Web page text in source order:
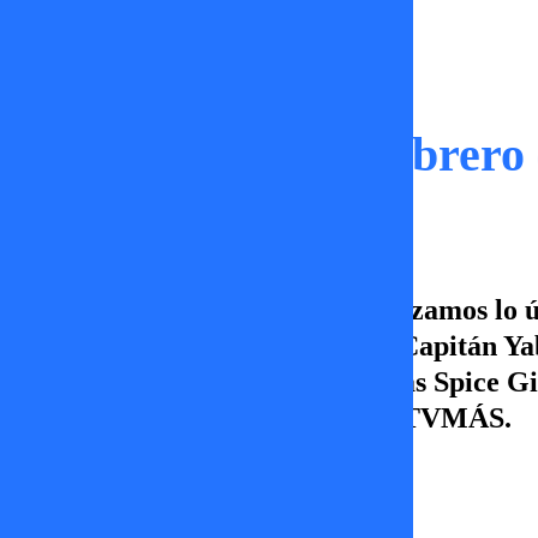
Toc Show | 07 de
¡Viernes en Toc Show! Hoy analizamos
justicia descarta ampliación de Capitán
violencia, el posible regreso de las Spice
viernes desde las 23:30 hrs. por TVMÁS.